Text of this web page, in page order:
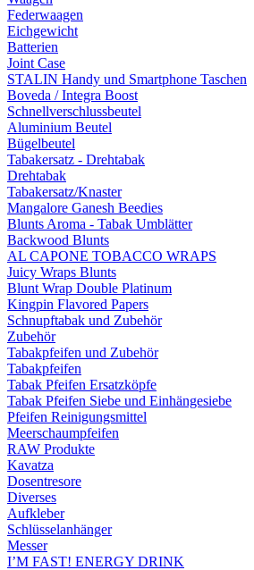
Federwaagen
Eichgewicht
Batterien
Joint Case
STALIN Handy und Smartphone Taschen
Boveda / Integra Boost
Schnellverschlussbeutel
Aluminium Beutel
Bügelbeutel
Tabakersatz - Drehtabak
Drehtabak
Tabakersatz/Knaster
Mangalore Ganesh Beedies
Blunts Aroma - Tabak Umblätter
Backwood Blunts
AL CAPONE TOBACCO WRAPS
Juicy Wraps Blunts
Blunt Wrap Double Platinum
Kingpin Flavored Papers
Schnupftabak und Zubehör
Zubehör
Tabakpfeifen und Zubehör
Tabakpfeifen
Tabak Pfeifen Ersatzköpfe
Tabak Pfeifen Siebe und Einhängesiebe
Pfeifen Reinigungsmittel
Meerschaumpfeifen
RAW Produkte
Kavatza
Dosentresore
Diverses
Aufkleber
Schlüsselanhänger
Messer
I’M FAST! ENERGY DRINK